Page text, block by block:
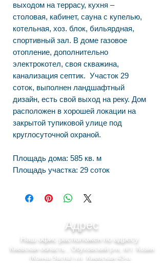
выходом на террасу, кухня –
столовая, кабинет, сауна с купелью,
котельная, хоз. блок, бильярдная,
спортивный зал. В доме газовое
отопление, дополнительно
электрокотел, своя скважина,
канализация септик. Участок 29
соток, выполнен ландшафтный
дизайн, есть свой выход на реку. Дом
расположен в хорошей локации на
закрытой тупиковой улице под
круглосуточной охраной.
Площадь дома: 585 кв. м
Площадь участка: 29 соток
Адрес
Наш офис расположен по адресу
Киевская область , Обуховский р-н, пгт. Козин
(Конча-Заспа) ул. Киевская 43-а.